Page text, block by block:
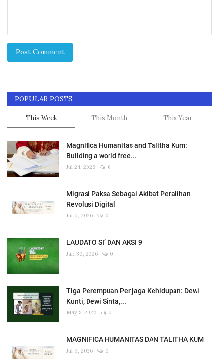
Post Comment
POPULAR POSTS
This Week This Month This Year
Magnifica Humanitas and Talitha Kum:
Building a world free...
Jul 24, 2026 0
Migrasi Paksa Sebagai Akibat Peralihan
Revolusi Digital
Jul 6, 2026 0
LAUDATO SI’ DAN AKSI 9
Jan 30, 2026 0
Tiga Perempuan Penjaga Kehidupan: Dewi
Kunti, Dewi Sinta,...
May 5, 2026 0
MAGNIFICA HUMANITAS DAN TALITHA KUM
Jul 9, 2026 0